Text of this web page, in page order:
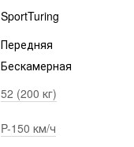
SportTuring
Передняя
Бескамерная
52 (200 кг)
P-150 км/ч